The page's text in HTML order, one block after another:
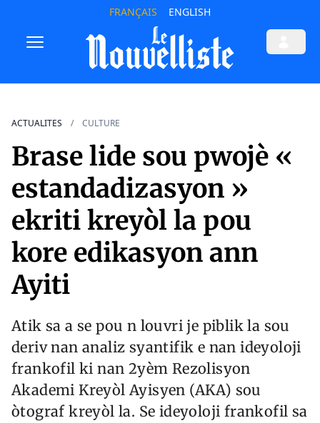
FRANÇAIS ENGLISH
ACTUALITES CULTURE
Brase lide sou pwojè «
estandadizasyon »
ekriti kreyòl la pou
kore edikasyon ann
Ayiti
Atik sa a se pou n louvri je piblik la sou
deriv nan analiz syantifik e nan ideyoloji
frankofil ki nan 2yèm Rezolisyon
Akademi Kreyòl Ayisyen (AKA) sou
òtograf kreyòl la. Se ideyoloji frankofil sa